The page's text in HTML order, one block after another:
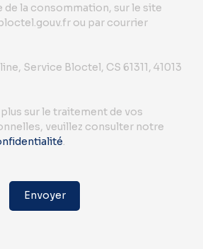
de la consommation, sur le site
ou par courrier
Service Bloctel, CS 61311, 41013
sur le traitement de vos
veuillez consulter notre
.
Envoyer